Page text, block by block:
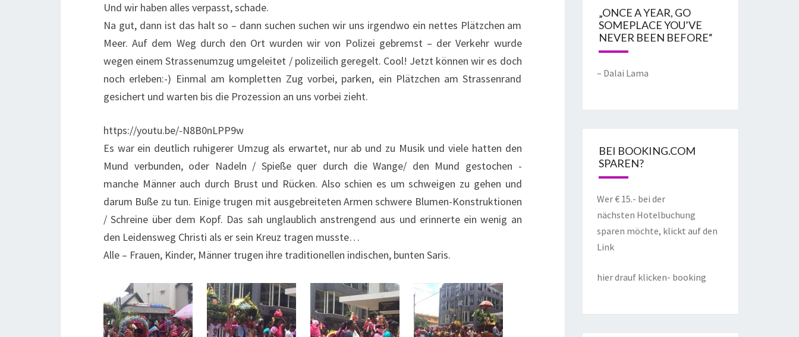
Und wir haben alles verpasst, schade.
Na gut, dann ist das halt so – dann suchen suchen wir uns irgendwo ein nettes Plätzchen am
Meer. Auf dem Weg durch den Ort wurden wir von Polizei gebremst – der Verkehr wurde
wegen einem Strassenumzug umgeleitet / polizeilich geregelt. Cool! Jetzt können wir es doch
noch erleben:-) Einmal am kompletten Zug vorbei, parken, ein Plätzchen am Strassenrand
gesichert und warten bis die Prozession an uns vorbei zieht.
https://youtu.be/-N8B0nLPP9w
Es war ein deutlich ruhigerer Umzug als erwartet, nur ab und zu Musik und viele hatten den
Mund verbunden, oder Nadeln / Spieße quer durch die Wange/ den Mund gestochen -
manche Männer auch durch Brust und Rücken. Also schien es um schweigen zu gehen und
darum Buße zu tun. Einige trugen mit ausgebreiteten Armen schwere Blumen-Konstruktionen
/ Schreine über dem Kopf. Das sah unglaublich anstrengend aus und erinnerte ein wenig an
den Leidensweg Christi als er sein Kreuz tragen musste…
Alle – Frauen, Kinder, Männer trugen ihre traditionellen indischen, bunten Saris.
„ONCE A YEAR, GO
SOMEPLACE YOU’VE
NEVER BEEN BEFORE“
– Dalai Lama
BEI BOOKING.COM
SPAREN?
Wer € 15.- bei der
nächsten Hotelbuchung
sparen möchte, klickt auf den
Link
hier drauf klicken- booking